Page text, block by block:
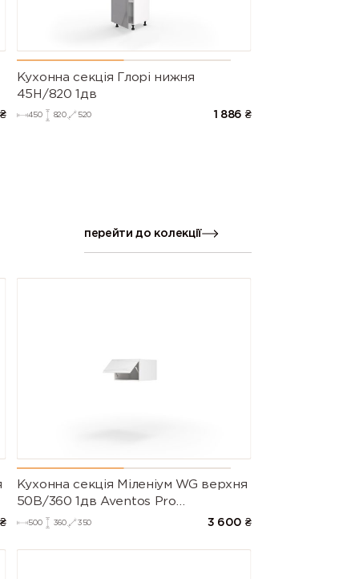
₴
Кухонна секція Глорі нижня
45Н/820 1дв
450 820 520 1 886 ₴
перейти до колекції
₴
Кухонна секція Міленіум WG верхня
50В/360 1дв Aventos Pro
Blum(Білий/Глянець Білий)
500 360 350 3 600 ₴